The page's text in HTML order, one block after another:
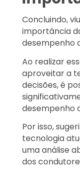
Concluindo,
importância
desempenho
Ao realizar
aproveitar a
decisões, é
desempenho
Por isso,
tecnologia
uma análise
dos